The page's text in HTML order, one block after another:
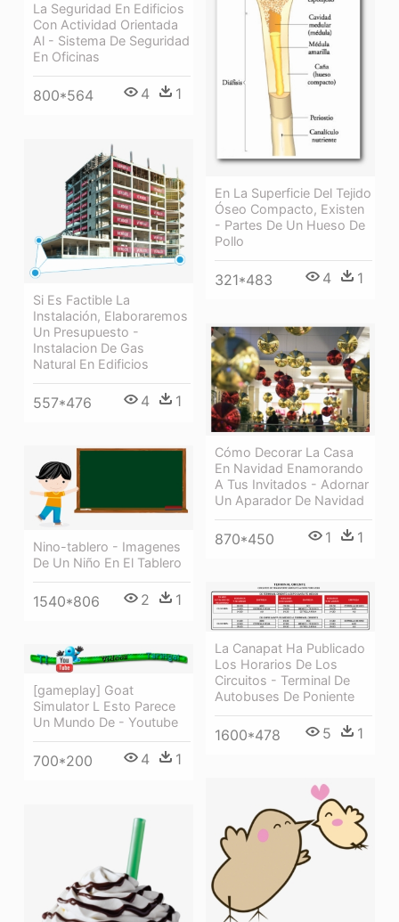
La Seguridad En Edificios
Con Actividad Orientada
Al - Sistema De Seguridad
En Oficinas
800*564 4 1
En La Superficie Del Tejido
Óseo Compacto, Existen
- Partes De Un Hueso De
Pollo
321*483 4 1
Si Es Factible La
Instalación, Elaboraremos
Un Presupuesto -
Instalacion De Gas
Natural En Edificios
557*476 4 1
Cómo Decorar La Casa
En Navidad Enamorando
A Tus Invitados - Adornar
Un Aparador De Navidad
870*450 1 1
Nino-tablero - Imagenes
De Un Niño En El Tablero
1540*806 2 1
La Canapat Ha Publicado
Los Horarios De Los
Circuitos - Terminal De
Autobuses De Poniente
1600*478 5 1
[gameplay] Goat
Simulator L Esto Parece
Un Mundo De - Youtube
700*200 4 1